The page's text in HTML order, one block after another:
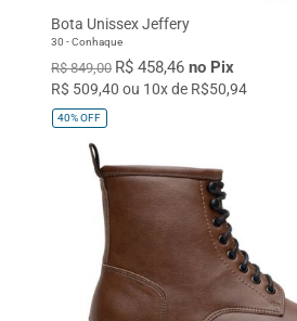
Bota Unissex Jeffery
30 - Conhaque
R$ 849,00 R$ 458,46 no Pix
R$ 509,40 ou 10x de R$50,94
40%OFF